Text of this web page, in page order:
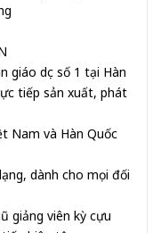
giáo dục số 1 tại Hàn
tiếp sản xuất, phát
Nam và Hàn Quốc
dành cho mọi đối
giảng viên kỳ cựu